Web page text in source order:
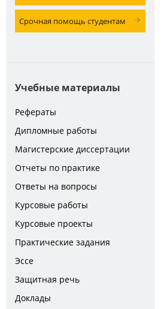
Срочная помощь студентам
Учебные материалы
Рефераты
Дипломные работы
Магистерские диссертации
Отчеты по практике
Ответы на вопросы
Курсовые работы
Курсовые проекты
Практические задания
Эссе
Защитная речь
Доклады